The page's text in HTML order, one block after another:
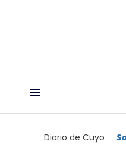
Diario de Cuyo